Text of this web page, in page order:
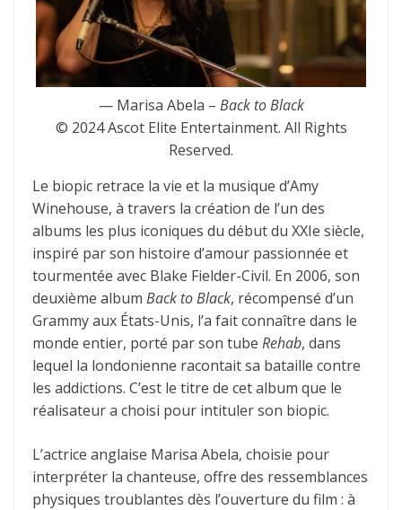
— Marisa Abela – Back to Black
© 2024 Ascot Elite Entertainment. All Rights
Reserved.
Le biopic retrace la vie et la musique d’Amy
Winehouse, à travers la création de l’un des
albums les plus iconiques du début du XXIe siècle,
inspiré par son histoire d’amour passionnée et
tourmentée avec Blake Fielder-Civil. En 2006, son
deuxième album Back to Black, récompensé d’un
Grammy aux États-Unis, l’a fait connaître dans le
monde entier, porté par son tube Rehab, dans
lequel la londonienne racontait sa bataille contre
les addictions. C’est le titre de cet album que le
réalisateur a choisi pour intituler son biopic.
L’actrice anglaise Marisa Abela, choisie pour
interpréter la chanteuse, offre des ressemblances
physiques troublantes dès l’ouverture du film : à